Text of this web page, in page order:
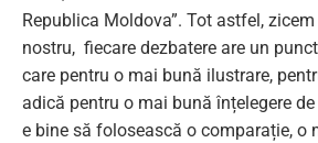
Republica Moldova”. Tot astfel,
nostru, fiecare dezbatere are un
care pentru o mai bună ilustrare,
adică pentru o mai bună înțelegere
e bine să folosească o comparație, o